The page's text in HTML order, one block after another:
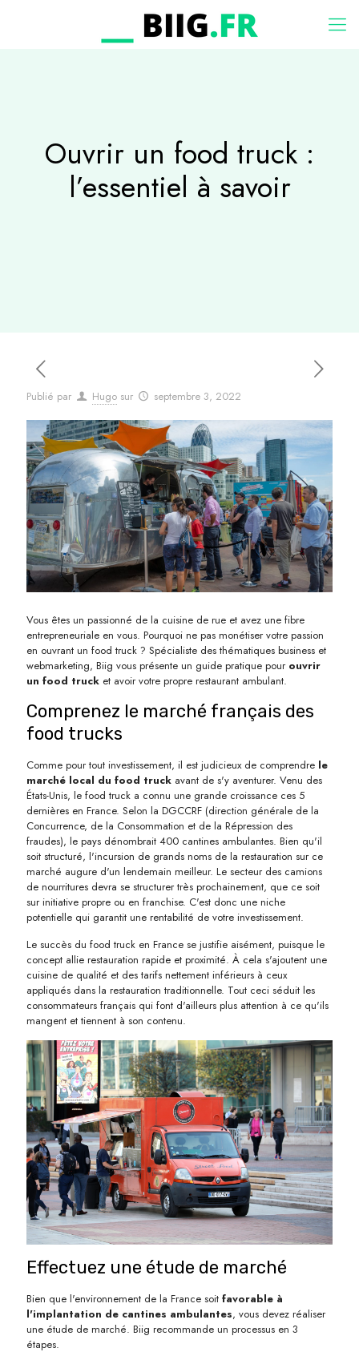
Ouvrir un food truck :
l’essentiel à savoir
Publié par Hugo sur septembre 3, 2022
Vous êtes un passionné de la cuisine de rue et avez une fibre
entrepreneuriale en vous. Pourquoi ne pas monétiser votre passion
en ouvrant un food truck ? Spécialiste des thématiques business et
webmarketing, Biig vous présente un guide pratique pour ouvrir
un food truck et avoir votre propre restaurant ambulant.
Comprenez le marché français des
food trucks
Comme pour tout investissement, il est judicieux de comprendre le
marché local du food truck avant de s'y aventurer. Venu des
États-Unis, le food truck a connu une grande croissance ces 5
dernières en France. Selon la DGCCRF (direction générale de la
Concurrence, de la Consommation et de la Répression des
fraudes), le pays dénombrait 400 cantines ambulantes. Bien qu'il
soit structuré, l'incursion de grands noms de la restauration sur ce
marché augure d'un lendemain meilleur. Le secteur des camions
de nourritures devra se structurer très prochainement, que ce soit
sur initiative propre ou en franchise. C'est donc une niche
potentielle qui garantit une rentabilité de votre investissement.
Le succès du food truck en France se justifie aisément, puisque le
concept allie restauration rapide et proximité. À cela s'ajoutent une
cuisine de qualité et des tarifs nettement inférieurs à ceux
appliqués dans la restauration traditionnelle. Tout ceci séduit les
consommateurs français qui font d'ailleurs plus attention à ce qu'ils
mangent et tiennent à son contenu.
Effectuez une étude de marché
Bien que l'environnement de la France soit favorable à
l'implantation de cantines ambulantes, vous devez réaliser
une étude de marché. Biig recommande un processus en 3
étapes.